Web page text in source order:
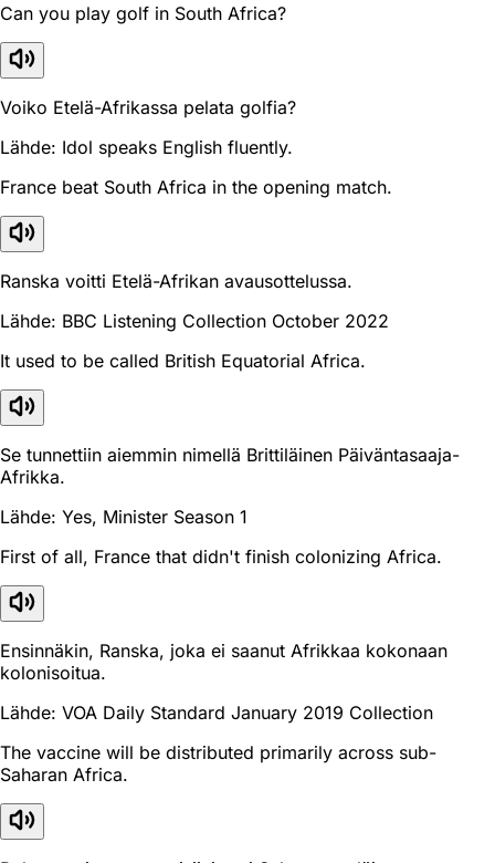
Can you play golf in South Africa?
Voiko Etelä-Afrikassa pelata golfia?
Lähde: Idol speaks English fluently.
France beat South Africa in the opening match.
Ranska voitti Etelä-Afrikan avausottelussa.
Lähde: BBC Listening Collection October 2022
It used to be called British Equatorial Africa.
Se tunnettiin aiemmin nimellä Brittiläinen Päiväntasaaja-
Afrikka.
Lähde: Yes, Minister Season 1
First of all, France that didn't finish colonizing Africa.
Ensinnäkin, Ranska, joka ei saanut Afrikkaa kokonaan
kolonisoitua.
Lähde: VOA Daily Standard January 2019 Collection
The vaccine will be distributed primarily across sub-
Saharan Africa.